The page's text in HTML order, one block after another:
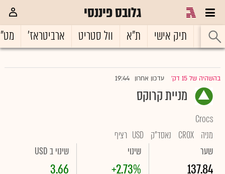
גלובס פיננסי
ראשי תיק אישי ת"א וול סטריט ארביטראז'
בהשהיה של 15 דק' עדכון אחרון 19:44
מניית קרוקס
Crocs
מניה CROX נאסד"ק USD רציף
שער
137.84
שינוי
+2.73%
שינוי ב USD
3.66